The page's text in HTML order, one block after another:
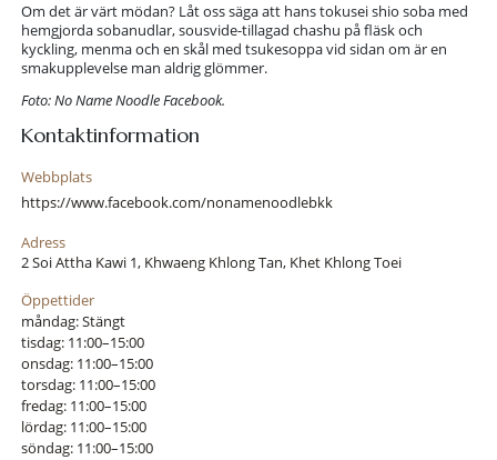
Om det är värt mödan? Låt oss säga att hans tokusei shio soba med
hemgjorda sobanudlar, sousvide-tillagad chashu på fläsk och
kyckling, menma och en skål med tsukesoppa vid sidan om är en
smakupplevelse man aldrig glömmer.
Foto: No Name Noodle Facebook.
Kontaktinformation
Webbplats
https://www.facebook.com/nonamenoodlebkk
Adress
2 Soi Attha Kawi 1, Khwaeng Khlong Tan, Khet Khlong Toei
Öppettider
måndag: Stängt
tisdag: 11:00–15:00
onsdag: 11:00–15:00
torsdag: 11:00–15:00
fredag: 11:00–15:00
lördag: 11:00–15:00
söndag: 11:00–15:00